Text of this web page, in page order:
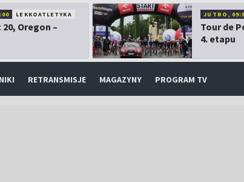
LEKKOATLETYKA
20, Oregon –
JUTRO,
Tour de
4. etapu
RETRANSMISJE MAGAZYNY PROGRAM TV